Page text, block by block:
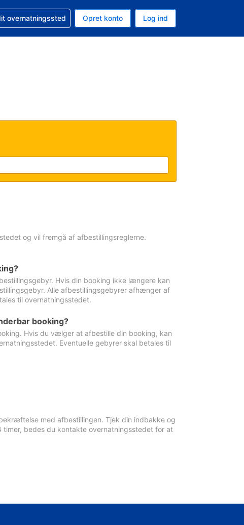
er Amerikanske dollar
sprog er Dansk
en booking
overnatningssted Opret konto Log ind
og vil fremgå af afbestillingsreglerne.
Hvis din booking ikke længere kan
Alle afbestillingsgebyrer afhænger af
til overnatningsstedet.
booking?
Hvis du vælger at afbestille din booking, kan
Eventuelle gebyrer skal betales til
med afbestillingen. Tjek din indbakke og
bedes du kontakte overnatningsstedet for at